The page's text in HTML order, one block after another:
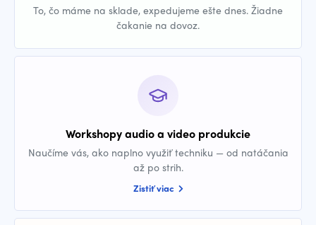
To, čo máme na sklade, expedujeme ešte dnes. Žiadne
čakanie na dovoz.
Workshopy audio a video produkcie
Naučíme vás, ako naplno využiť techniku — od natáčania
až po strih.
Zistiť viac